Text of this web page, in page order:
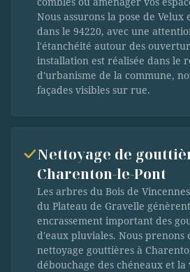
Nous assurons la pose de
dans le 94220, avec une
l'étanchéité autour des
installation est réalisée dans le
d'urbanisme de la commune,
façades visibles sur rue.
Nettoyage de
Charenton-le-Pont
Les arbres du Bois de
du Plateau de Gravelle
encrassement important des
d'eaux pluviales. Nous prenons
nettoyage gouttières à
débouchage des chéneaux et